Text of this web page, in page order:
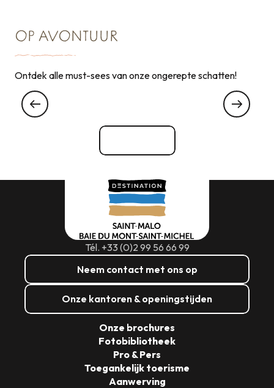
OP AVONTUUR
Ontdek alle must-sees van onze ongerepte schatten!
des Ecrivains
Tél. +33 (0)2 99 56 66 99
Neem contact met ons op
Onze kantoren & openingstijden
Onze brochures
Fotobibliotheek
Pro & Pers
Toegankelijk toerisme
Aanwerving